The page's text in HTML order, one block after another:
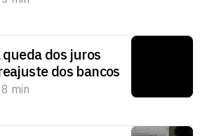
dos juros
dos bancos
8 min